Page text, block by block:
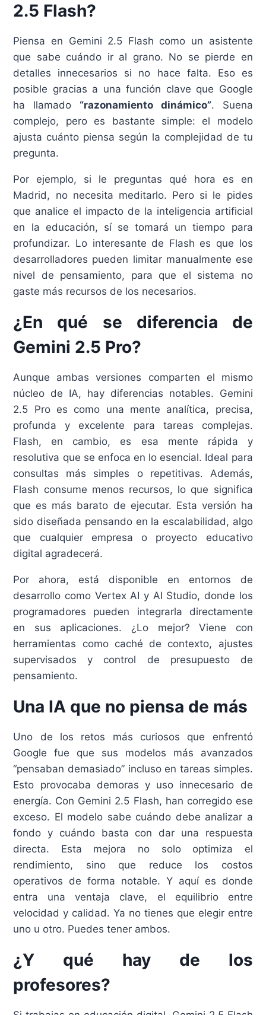
2.5 Flash?
Piensa en Gemini 2.5 Flash como un asistente
que sabe cuándo ir al grano. No se pierde en
detalles innecesarios si no hace falta. Eso es
posible gracias a una función clave que Google
ha llamado “razonamiento dinámico”. Suena
complejo, pero es bastante simple: el modelo
ajusta cuánto piensa según la complejidad de tu
pregunta.
Por ejemplo, si le preguntas qué hora es en
Madrid, no necesita meditarlo. Pero si le pides
que analice el impacto de la inteligencia artificial
en la educación, sí se tomará un tiempo para
profundizar. Lo interesante de Flash es que los
desarrolladores pueden limitar manualmente ese
nivel de pensamiento, para que el sistema no
gaste más recursos de los necesarios.
¿En qué se diferencia de
Gemini 2.5 Pro?
Aunque ambas versiones comparten el mismo
núcleo de IA, hay diferencias notables. Gemini
2.5 Pro es como una mente analítica, precisa,
profunda y excelente para tareas complejas.
Flash, en cambio, es esa mente rápida y
resolutiva que se enfoca en lo esencial. Ideal para
consultas más simples o repetitivas. Además,
Flash consume menos recursos, lo que significa
que es más barato de ejecutar. Esta versión ha
sido diseñada pensando en la escalabilidad, algo
que cualquier empresa o proyecto educativo
digital agradecerá.
Por ahora, está disponible en entornos de
desarrollo como Vertex AI y AI Studio, donde los
programadores pueden integrarla directamente
en sus aplicaciones. ¿Lo mejor? Viene con
herramientas como caché de contexto, ajustes
supervisados y control de presupuesto de
pensamiento.
Una IA que no piensa de más
Uno de los retos más curiosos que enfrentó
Google fue que sus modelos más avanzados
“pensaban demasiado” incluso en tareas simples.
Esto provocaba demoras y uso innecesario de
energía. Con Gemini 2.5 Flash, han corregido ese
exceso. El modelo sabe cuándo debe analizar a
fondo y cuándo basta con dar una respuesta
directa. Esta mejora no solo optimiza el
rendimiento, sino que reduce los costos
operativos de forma notable. Y aquí es donde
entra una ventaja clave, el equilibrio entre
velocidad y calidad. Ya no tienes que elegir entre
uno u otro. Puedes tener ambos.
¿Y qué hay de los
profesores?